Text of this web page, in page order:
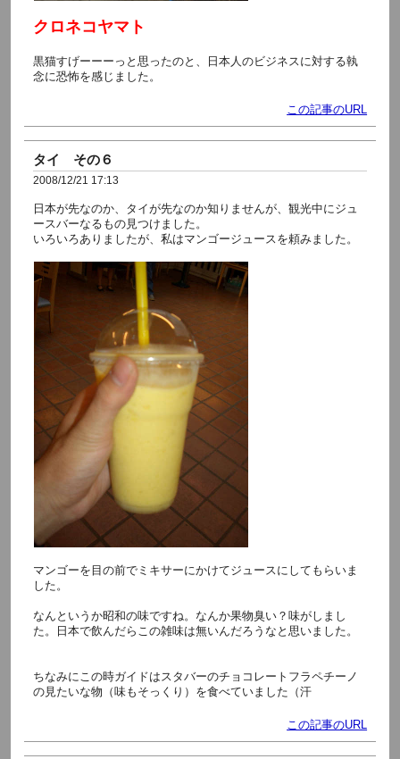
クロネコヤマト
黒猫すげーーーっと思ったのと、日本人のビジネスに対する執
念に恐怖を感じました。
この記事のURL
タイ その６
2008/12/21 17:13
日本が先なのか、タイが先なのか知りませんが、観光中にジュ
ースバーなるもの見つけました。
いろいろありましたが、私はマンゴージュースを頼みました。
マンゴーを目の前でミキサーにかけてジュースにしてもらいま
した。
なんというか昭和の味ですね。なんか果物臭い？味がしまし
た。日本で飲んだらこの雑味は無いんだろうなと思いました。
ちなみにこの時ガイドはスタバーのチョコレートフラペチーノ
の見たいな物（味もそっくり）を食べていました（汗
この記事のURL